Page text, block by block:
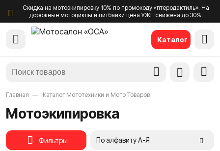
Скидка на мотоэкипировку 10% по промокоду «птеродактиль». На
дорожные мотоциклы и питбайки цена УЖЕ снижена до 30%.
Каталог
Главная Каталог Мототехники и Мото Товаров
Мотоэкипировка
Фильтры По алфавиту А-Я